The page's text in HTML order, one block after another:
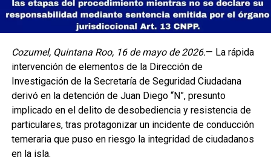
Cozumel, Quintana Roo, 16 de mayo de 2026.— La rápida
intervención de elementos de la Dirección de
Investigación de la Secretaría de Seguridad Ciudadana
derivó en la detención de Juan Diego “N”, presunto
implicado en el delito de desobediencia y resistencia de
particulares, tras protagonizar un incidente de conducción
temeraria que puso en riesgo la integridad de ciudadanos
en la isla.